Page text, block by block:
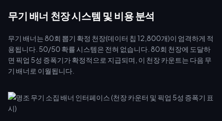
무기 배너 천장 시스템 및 비용 분석
무기 배너는 80회 뽑기 확정 천장(데이터 칩 12,800개)이 엄격하게 적
용됩니다. 50/50 확률 시스템은 전혀 없습니다. 80회 천장에 도달하
면 픽업 5성 증폭기가 확정적으로 지급되며, 이 천장 카운트는 다음 무
기 배너로 이월됩니다.